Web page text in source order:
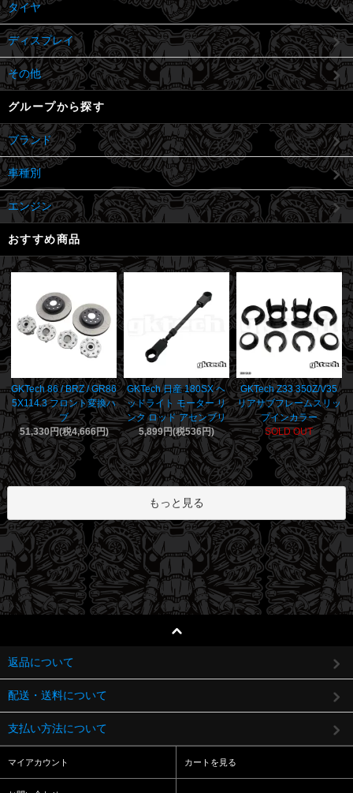
タイヤ
ディスプレイ
その他
グループから探す
ブランド
車種別
エンジン
おすすめ商品
GKTech 86 / BRZ / GR86
5X114.3 フロント変換ハ
ブ
51,330円(税4,666円)
GKTech 日産 180SX ヘ
ッドライト モーター リ
ンク ロッド アセンブリ
5,899円(税536円)
GKTech Z33 350Z/V35
リアサブフレームスリッ
プインカラー
SOLD OUT
もっと見る
返品について
配送・送料について
支払い方法について
マイアカウント カートを見る